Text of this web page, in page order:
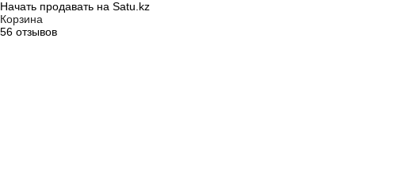
Начать продавать на Satu.kz
Корзина
56 отзывов